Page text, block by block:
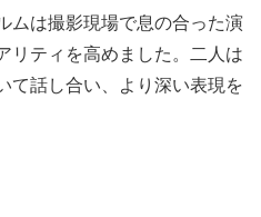
ムは撮影現場で息の合った演
リティを高めました。二人は
て話し合い、より深い表現を